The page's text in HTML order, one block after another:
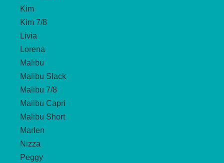
Kim
Kim 7/8
Livia
Lorena
Malibu
Malibu Slack
Malibu 7/8
Malibu Capri
Malibu Short
Marlen
Nizza
Peggy